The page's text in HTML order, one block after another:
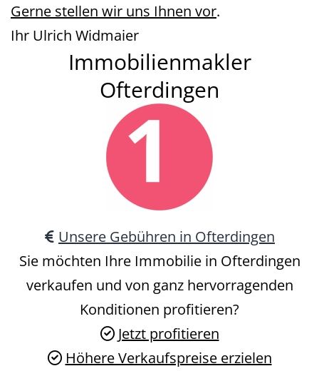
Gerne stellen wir uns Ihnen vor.
Ihr Ulrich Widmaier
Immobilienmakler
Ofterdingen
Unsere Gebühren in Ofterdingen
Sie möchten Ihre Immobilie in Ofterdingen
verkaufen und von ganz hervorragenden
Konditionen profitieren?
Jetzt profitieren
Höhere Verkaufspreise erzielen